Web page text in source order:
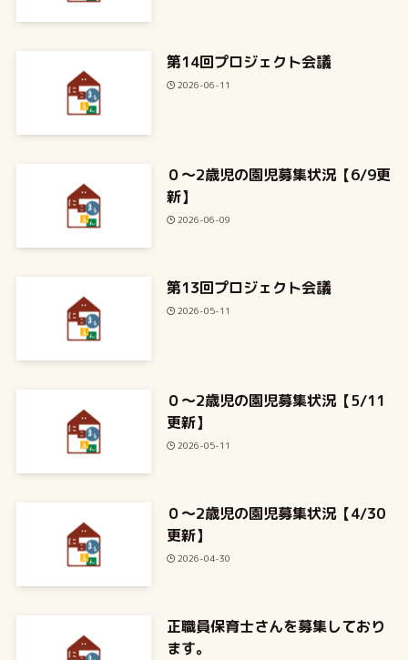
第14回プロジェクト会議
2026-06-11
０～2歳児の園児募集状況【6/9更
新】
2026-06-09
第13回プロジェクト会議
2026-05-11
０～2歳児の園児募集状況【5/11
更新】
2026-05-11
０～2歳児の園児募集状況【4/30
更新】
2026-04-30
正職員保育士さんを募集しており
ます。